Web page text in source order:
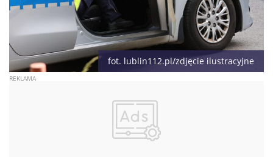
fot. lublin112.pl/zdjęcie ilustracyjne